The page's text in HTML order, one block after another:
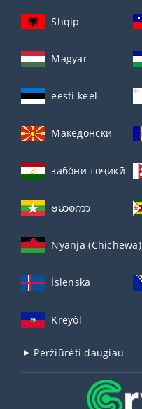
Shqip
Magyar
eesti keel
Македонски
забо́ни тоҷикӣ́
ဗမာစကာ
Nyanja (Chichewa)
Íslenska
Kreyòl
Peržiūrėti daugiau